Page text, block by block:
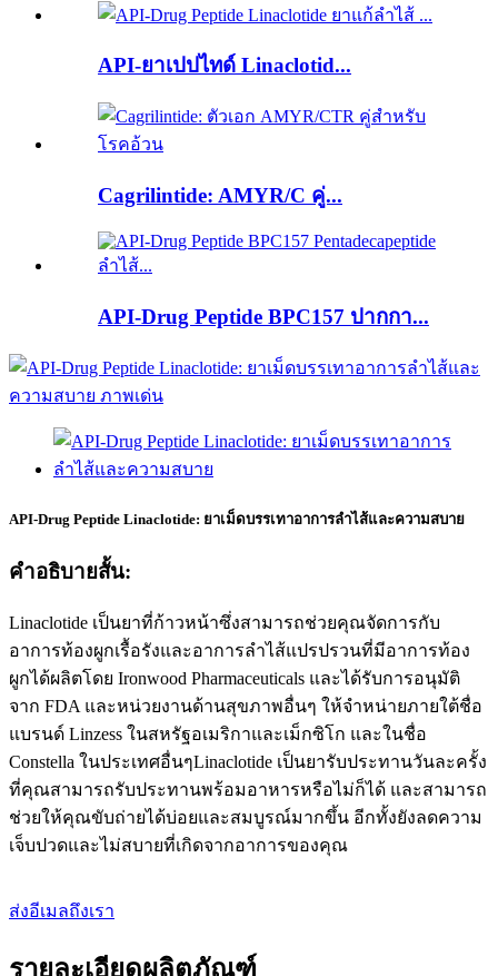
API-ยาเปปไทด์ Linaclotid...
Cagrilintide: AMYR/C คู่...
API-Drug Peptide BPC157 ปากกา...
API-Drug Peptide Linaclotide: ยาเม็ดบรรเทาอาการลำไส้และความสบาย
คำอธิบายสั้น:
Linaclotide เป็นยาที่ก้าวหน้าซึ่งสามารถช่วยคุณจัดการกับ
อาการท้องผูกเรื้อรังและอาการลำไส้แปรปรวนที่มีอาการท้อง
ผูกได้ผลิตโดย Ironwood Pharmaceuticals และได้รับการอนุมัติ
จาก FDA และหน่วยงานด้านสุขภาพอื่นๆ ให้จำหน่ายภายใต้ชื่อ
แบรนด์ Linzess ในสหรัฐอเมริกาและเม็กซิโก และในชื่อ
Constella ในประเทศอื่นๆLinaclotide เป็นยารับประทานวันละครั้ง
ที่คุณสามารถรับประทานพร้อมอาหารหรือไม่ก็ได้ และสามารถ
ช่วยให้คุณขับถ่ายได้บ่อยและสมบูรณ์มากขึ้น อีกทั้งยังลดความ
เจ็บปวดและไม่สบายที่เกิดจากอาการของคุณ
ส่งอีเมลถึงเรา
รายละเอียดผลิตภัณฑ์